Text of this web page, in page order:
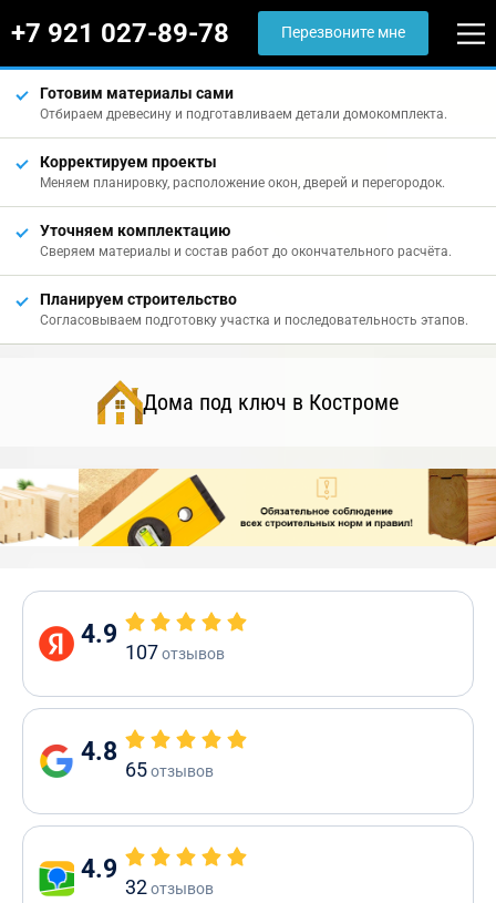
+7 921 027-89-78 Перезвоните мне
Готовим материалы сами
Отбираем древесину и подготавливаем детали домокомплекта.
Корректируем проекты
Меняем планировку, расположение окон, дверей и перегородок.
Уточняем комплектацию
Сверяем материалы и состав работ до окончательного расчёта.
Планируем строительство
Согласовываем подготовку участка и последовательность этапов.
Дома под ключ в Костроме
4.9
107отзывов
4.8
65отзывов
4.9
32отзывов